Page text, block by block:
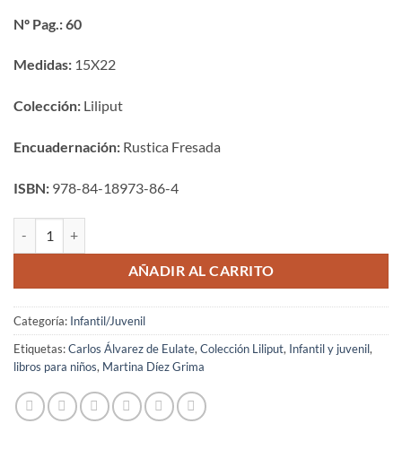
Nº Pag.: 60
Medidas: 15X22
Colección: Liliput
Encuadernación: Rustica Fresada
ISBN: 978-84-18973-86-4
AÑADIR AL CARRITO
Categoría: Infantil/Juvenil
Etiquetas:Carlos Álvarez de Eulate,Colección Liliput, Infantil y juvenil,
libros para niños, Martina Díez Grima